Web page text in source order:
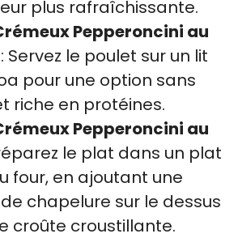
plus rafraîchissante.
Pepperoncini au
: Servez le poulet sur un lit
pour une option sans
riche en protéines.
Pepperoncini au
le plat dans un plat
four, en ajoutant une
chapelure sur le dessus
croûte croustillante.